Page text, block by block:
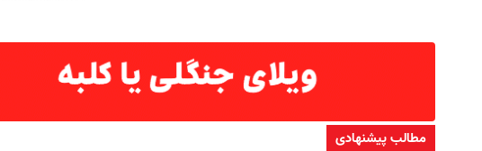
مطالب پیشنهادی